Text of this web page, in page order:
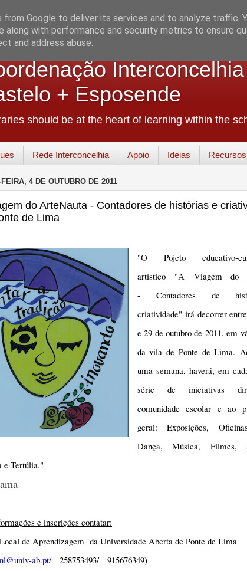
+ Esposende
should be at the heart of learning within the
Rede Interconcelhia Apoio Ideias Recursos
4 DE OUTUBRO DE 2011
do ArteNauta - Contadores de histórias e
de Lima
"O Pojeto educativo-
artístico "A Viagem do
- Contadores de
criatividade" irá decorrer
e 29 de outubro de 2011, em
da vila de Ponte de Lima.
uma semana, haverá, em
série de iniciativas
comunidade escolar e ao
geral: Exposições,
Dança, Música, Filmes,
e Tertúlia."
e inscrições contatar:
de Aprendizagem da Universidade Aberta de Ponte de Lima
ab.pt/ 258753493/ 915676349)
Google to deliver its services and to analyze traffic.
along with performance and security metrics to ensure
and address abuse.